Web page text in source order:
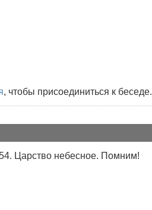
, чтобы присоединиться к беседе.
Царство небесное. Помним!